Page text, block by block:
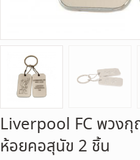
Liverpool FC พวง
ห้อยคอสุนัข 2 ชิ้น